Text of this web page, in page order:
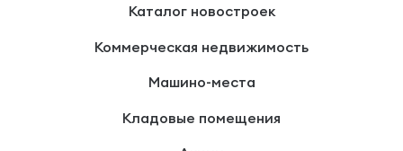
Каталог новостроек
Коммерческая недвижимость
Машино-места
Кладовые помещения